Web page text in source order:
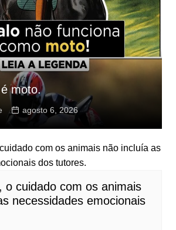
moto.
agosto 6, 2026
o cuidado com os animais
necessidades emocionais